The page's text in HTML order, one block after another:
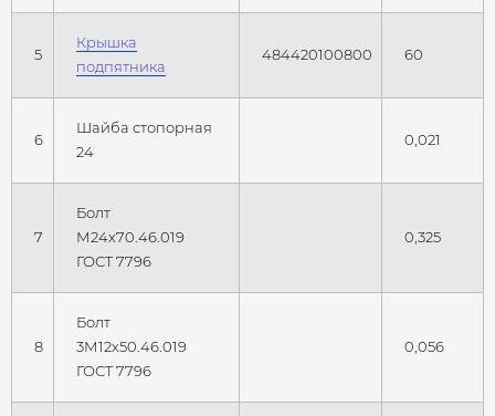
5
Крышка
подпятника
484420100800 60
6
Шайба стопорная
24
0,021
7
Болт
М24х70.46.019
ГОСТ 7796
0,325
8
Болт
3М12х50.46.019
ГОСТ 7796
0,056